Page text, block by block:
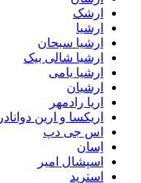
ارشک
ارشیا
ارشیا سبحان
ارشیا شالی بیک
ارشیا یامی
ارشیان
اریا رادمهر
اریکسا و ارین دوانادرا
اس جی دپ
اِسان
اسپشال امیر
استرید